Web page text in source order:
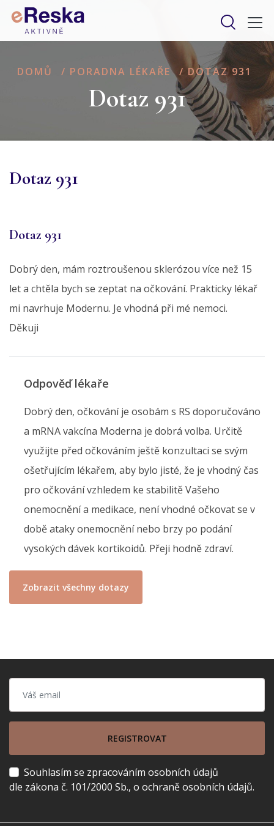
DOMŮ / PORADNA LÉKAŘE / DOTAZ 931
Dotaz 931
Dotaz 931
Dotaz 931
Dobrý den, mám roztroušenou sklerózou více než 15
let a chtěla bych se zeptat na očkování. Prakticky lékař
mi navrhuje Modernu. Je vhodná při mé nemoci.
Děkuji
Odpověď lékaře
Dobrý den, očkování je osobám s RS doporučováno
a mRNA vakcína Moderna je dobrá volba. Určitě
využijte před očkováním ještě konzultaci se svým
ošetřujícím lékařem, aby bylo jisté, že je vhodný čas
pro očkování vzhledem ke stabilitě Vašeho
onemocnění a medikace, není vhodné očkovat se v
době ataky onemocnění nebo brzy po podání
vysokých dávek kortikoidů. Přeji hodně zdraví.
Zobrazit všechny dotazy
REGISTROVAT
Souhlasím se zpracováním osobních údajů
dle zákona č. 101/2000 Sb., o ochraně osobních údajů.